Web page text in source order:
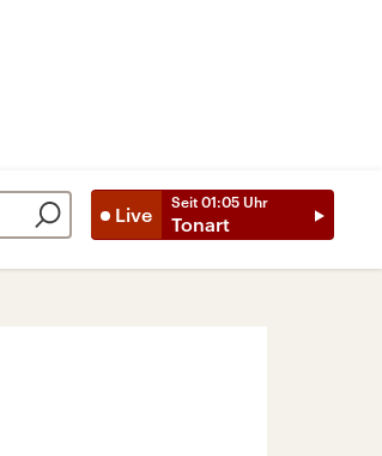
Live
Seit 01:05 Uhr
Tonart